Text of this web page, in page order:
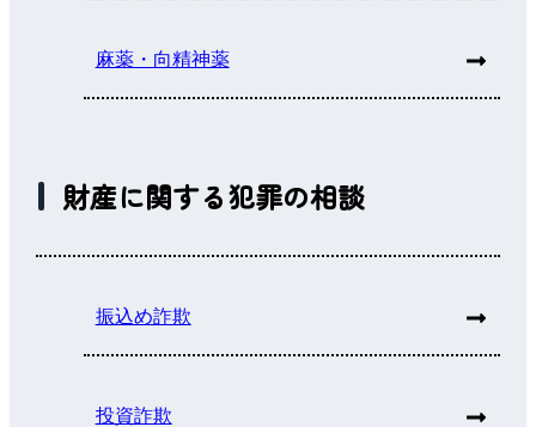
麻薬・向精神薬
財産に関する犯罪の相談
振込め詐欺
投資詐欺